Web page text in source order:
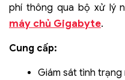
phí thông qua bộ xử lý
máy chủ Gigabyte.
Cung cấp:
Giám sát tình trạng